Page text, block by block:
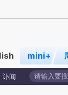
mini+
讣闻